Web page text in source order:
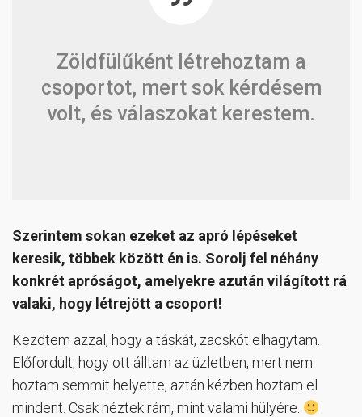
Zöldfülűként létrehoztam a
csoportot, mert sok kérdésem
volt, és válaszokat kerestem.
Szerintem sokan ezeket az apró lépéseket
keresik, többek között én is. Sorolj fel néhány
konkrét apróságot, amelyekre azután világított rá
valaki, hogy létrejött a csoport!
Kezdtem azzal, hogy a táskát, zacskót elhagytam.
Előfordult, hogy ott álltam az üzletben, mert nem
hoztam semmit helyette, aztán kézben hoztam el
mindent. Csak néztek rám, mint valami hülyére.